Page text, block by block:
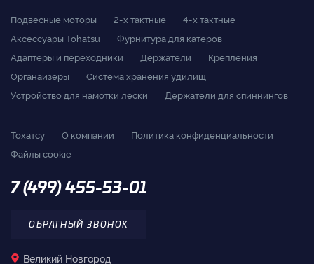
Подвесные моторы 2-x тактные
4-x тактные
Аксессуары Tohatsu
Фурнитура для катеров
Адаптеры и переходники
Держатели
Крепления
Органайзеры
Система хранения удилищ
Устройство для намотки лески
Держатели для спиннингов
Тохатсу О компании
Политика конфиденциальности
Файлы cookie
7 (499) 455-53-01
ОБРАТНЫЙ ЗВОНОК
Великий Новгород